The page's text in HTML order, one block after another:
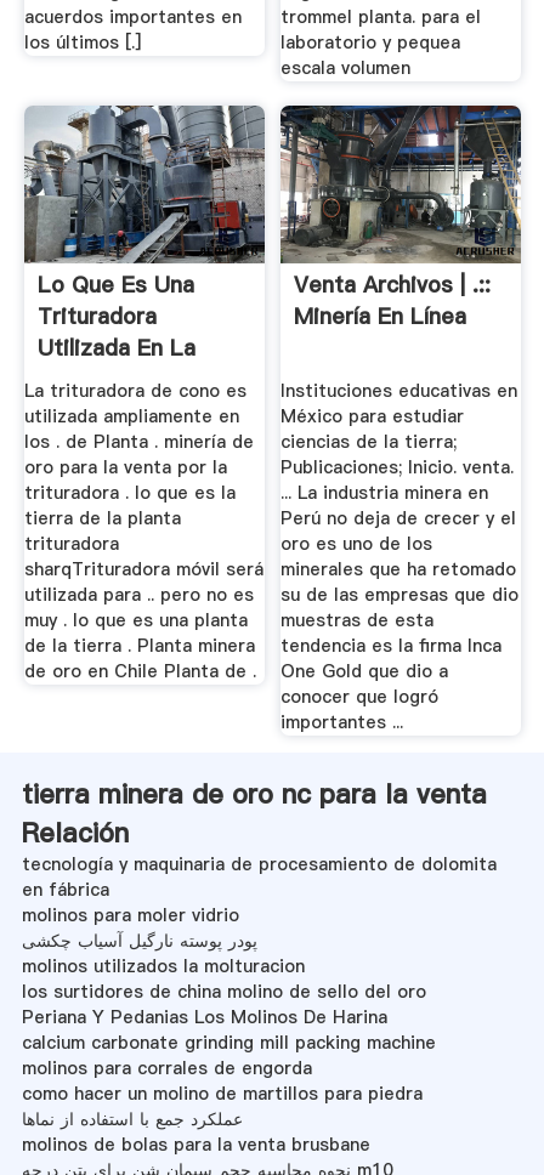
acuerdos importantes en
los últimos [.]
trommel planta. para el
laboratorio y pequea
escala volumen
Lo Que Es Una
Trituradora
Utilizada En La
Planta De Oro
La trituradora de cono es
utilizada ampliamente en
los . de Planta . minería de
oro para la venta por la
trituradora . lo que es la
tierra de la planta
trituradora
sharqTrituradora móvil será
utilizada para .. pero no es
muy . lo que es una planta
de la tierra . Planta minera
de oro en Chile Planta de .
Venta Archivos | .::
Minería En Línea
Instituciones educativas en
México para estudiar
ciencias de la tierra;
Publicaciones; Inicio. venta.
... La industria minera en
Perú no deja de crecer y el
oro es uno de los
minerales que ha retomado
su de las empresas que dio
muestras de esta
tendencia es la firma Inca
One Gold que dio a
conocer que logró
importantes ...
tierra minera de oro nc para la venta
Relación
tecnología y maquinaria de procesamiento de dolomita
en fábrica
molinos para moler vidrio
پودر پوسته نارگیل آسیاب چکشی
molinos utilizados la molturacion
los surtidores de china molino de sello del oro
Periana Y Pedanias Los Molinos De Harina
calcium carbonate grinding mill packing machine
molinos para corrales de engorda
como hacer un molino de martillos para piedra
عملکرد جمع با استفاده از نماها
molinos de bolas para la venta brusbane
نحوه محاسبه حجم سیمان شن برای بتن درجه m10